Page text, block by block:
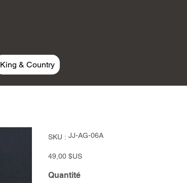
King & Country
SKU :
SKU
JJ-
JJ-AG-06A
Prix
49,00 $US
Quantité